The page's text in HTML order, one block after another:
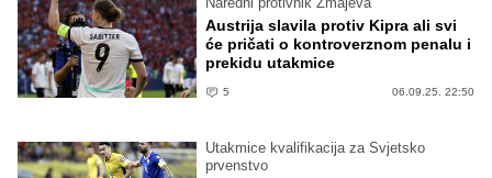
Austrija slavila protiv Kipra ali svi
će pričati o kontroverznom penalu i
prekidu utakmice
5 06.09.25. 22:50
Utakmice kvalifikacija za Svjetsko
prvenstvo